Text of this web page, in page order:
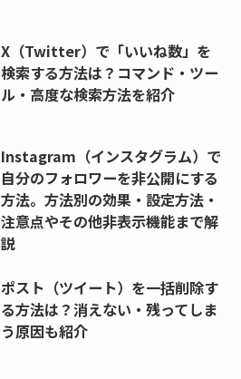
X（Twitter）で「いいね数」を
検索する方法は？コマンド・ツー
ル・高度な検索方法を紹介
Instagram（インスタグラム）で
自分のフォロワーを非公開にする
方法。方法別の効果・設定方法・
注意点やその他非表示機能まで解
説
ポスト（ツイート）を一括削除す
る方法は？消えない・残ってしま
う原因も紹介